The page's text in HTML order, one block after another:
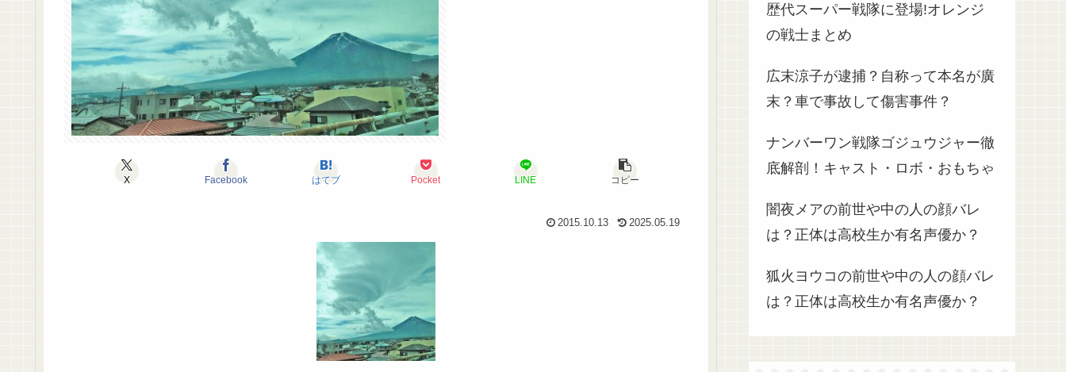
X Facebook はてブ Pocket LINE コピー
2015.10.13 2025.05.19
歴代スーパー戦隊に登場!オレンジ
の戦士まとめ
広末涼子が逮捕？自称って本名が廣
末？車で事故して傷害事件？
ナンバーワン戦隊ゴジュウジャー徹
底解剖！キャスト・ロボ・おもちゃ
闇夜メアの前世や中の人の顔バレ
は？正体は高校生か有名声優か？
狐火ヨウコの前世や中の人の顔バレ
は？正体は高校生か有名声優か？